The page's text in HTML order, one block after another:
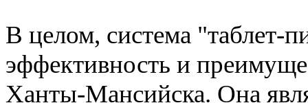
В целом, система "таблет-
эффективность и
Ханты-Мансийска. Она